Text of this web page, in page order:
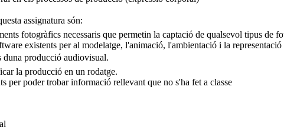
assignatura són:
fotogràfics necessaris que permetin la captació de qualsevol tipus de
existents per al modelatge, l'animació, l'ambientació i la
producció audiovisual.
la producció en un rodatge.
per poder trobar informació rellevant que no s'ha fet a classe